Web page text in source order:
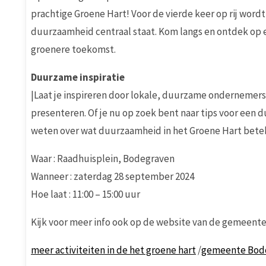
prachtige Groene Hart! Voor de vierde keer op rij
duurzaamheid centraal staat. Kom langs en ontdek
groenere toekomst.
Duurzame inspiratie
|Laat je inspireren door lokale, duurzame
presenteren. Of je nu op zoek bent naar tips voor
weten over wat duurzaamheid in het Groene Hart
Waar : Raadhuisplein, Bodegraven
Wanneer : zaterdag 28 september 2024
Hoe laat : 11:00 – 15:00 uur
Kijk voor meer info ook op de website van de
meer activiteiten in de het groene hart/gemeente